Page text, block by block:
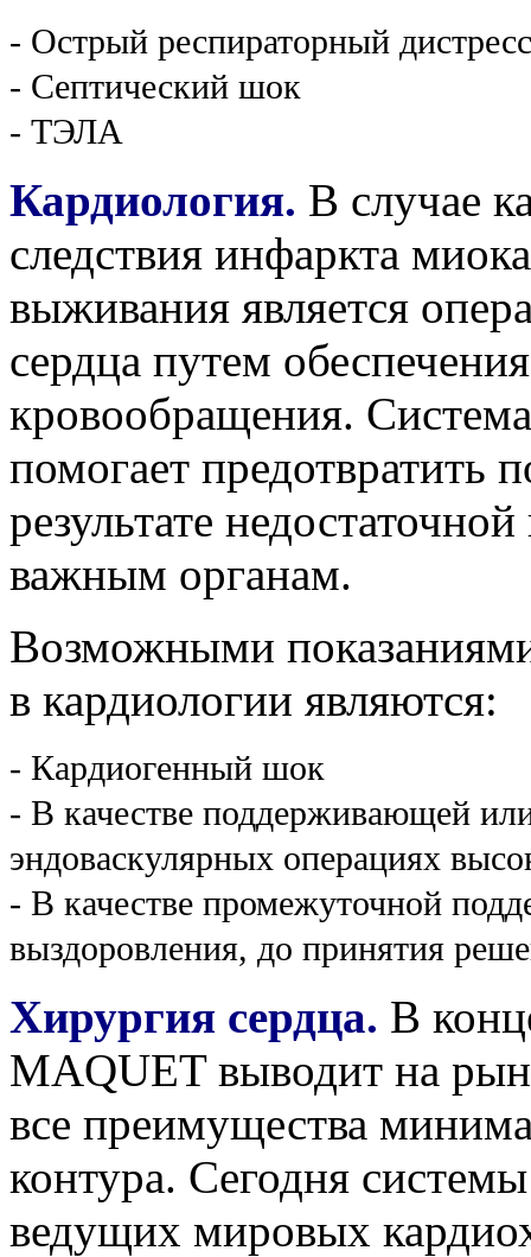
- Острый респираторный
- Септический шок
- ТЭЛА
Кардиология. В случае
следствия инфаркта
выживания является
сердца путем
кровообращения.
помогает предотвратить
результате
важным органам.
Возможными
в кардиологии являются:
- Кардиогенный шок
- В качестве поддерживающей
эндоваскулярных операциях
- В качестве промежуточной
выздоровления, до принятия
Хирургия сердца. В
MAQUET выводит на
все преимущества
контура. Сегодня
ведущих мировых